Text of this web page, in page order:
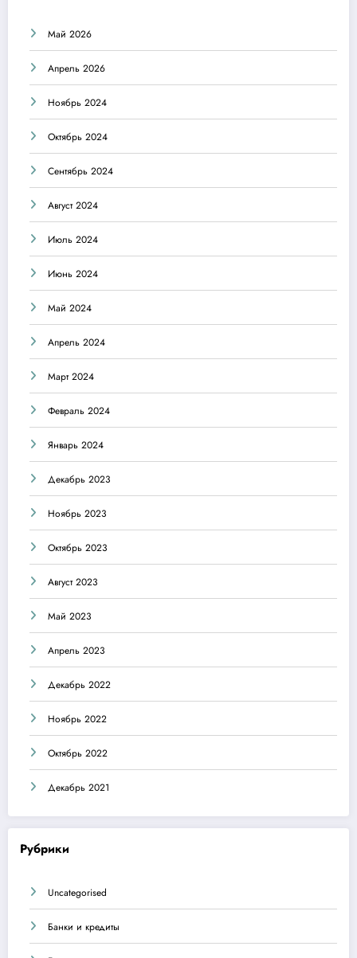
Май 2026
Апрель 2026
Ноябрь 2024
Октябрь 2024
Сентябрь 2024
Август 2024
Июль 2024
Июнь 2024
Май 2024
Апрель 2024
Март 2024
Февраль 2024
Январь 2024
Декабрь 2023
Ноябрь 2023
Октябрь 2023
Август 2023
Май 2023
Апрель 2023
Декабрь 2022
Ноябрь 2022
Октябрь 2022
Декабрь 2021
Рубрики
Uncategorised
Банки и кредиты